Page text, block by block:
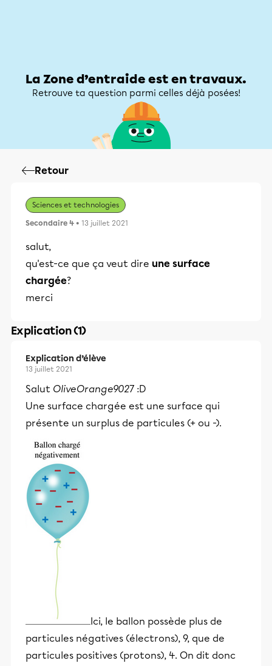
La Zone d’entraide est en travaux.
Retrouve ta question parmi celles déjà posées!
Retour
Sciences et technologies
Secondaire 4 • 13 juillet 2021
salut,
qu'est-ce que ça veut dire une surface
chargée?
merci
Explication (1)
Explication d’élève
13 juillet 2021
Salut OliveOrange9027 :D
Une surface chargée est une surface qui
présente un surplus de particules (+ ou -).
Ici, le ballon possède plus de
particules négatives (électrons), 9, que de
particules positives (protons), 4. On dit donc